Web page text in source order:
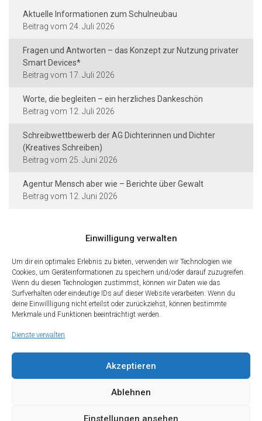
Einwilligung verwalten
Um dir ein optimales Erlebnis zu bieten, verwenden wir Technologien wie
Cookies, um Geräteinformationen zu speichern und/oder darauf zuzugreifen.
Wenn du diesen Technologien zustimmst, können wir Daten wie das
Surfverhalten oder eindeutige IDs auf dieser Website verarbeiten. Wenn du
deine Einwillligung nicht erteilst oder zurückziehst, können bestimmte
Merkmale und Funktionen beeinträchtigt werden.
Dienste verwalten
Akzeptieren
Ablehnen
Einstellungen ansehen
Aktuelle Informationen zum Schulneubau
24. Juli 2026
Fragen und Antworten – das Konzept zur Nutzung privater
Smart Devices*
17. Juli 2026
Worte, die begleiten – ein herzliches Dankeschön
12. Juli 2026
Schreibwettbewerb der AG Dichterinnen und Dichter
(Kreatives Schreiben)
25. Juni 2026
Agentur Mensch aber wie – Berichte über Gewalt
12. Juni 2026
Kontakt und Rechtliches
Städtische Dieter-Forte-Gesamtschule
Heidelberger Straße 75 · 40229 Düsseldorf
Tel.: 0211 · 89 99 611
Fax: 0211 · 89 99 612
Kontakt Impressum
Teilen Sie diese Seite mit Freunden
Wir freuen uns, wenn Sie diese Seite Ihren Freunden und Kontakten
empfehlen. Teilen Sie diese Seite gerne in den sozialen Netzwerken.